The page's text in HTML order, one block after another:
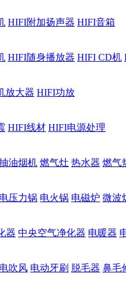
HIFI附加扬声器 HIFI音箱
HIFI随身播放器 HIFI CD机
放大器 HIFI功放
HIFI线材 HIFI电源处理
油烟机 燃气灶 热水器 燃气
电压力锅 电火锅 电磁炉 微波
器 中央空气净化器 电暖器
电吹风 电动牙刷 脱毛器 鼻毛